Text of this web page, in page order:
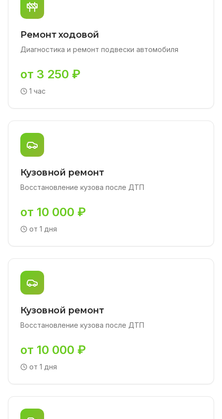
Ремонт ходовой
Диагностика и ремонт подвески автомобиля
от 3 250 ₽
1 час
Кузовной ремонт
Восстановление кузова после ДТП
от 10 000 ₽
от 1 дня
Кузовной ремонт
Восстановление кузова после ДТП
от 10 000 ₽
от 1 дня